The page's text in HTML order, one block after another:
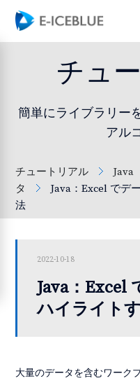
チュ
簡単にライブラリー
アル
チュートリアル Java
タ
Java：Excel でデ
法
2022-10-18
Java：Excel
ハイライト
大量のデータを含むワーク